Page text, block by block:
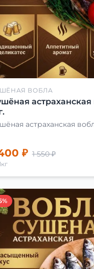
ВОБЛА
астраханская
астраханская
₽ 1 550 ₽